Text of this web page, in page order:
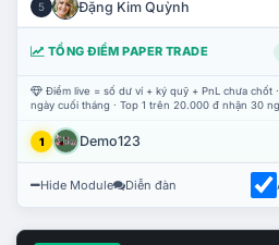
5 Đặng Kim Quỳnh
TỔNG ĐIỂM PAPER TRADE
Điểm live = số dư ví + ký quỹ + PnL chưa chốt
ngày cuối tháng · Top 1 trên 20.000 đ nhận 30
1 Demo123
Hide Module Diễn đàn